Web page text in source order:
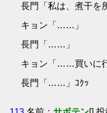
長門「私は、煮干を
キョン「……」
長門「……」
キョン「……買いに
長門「……」ｺｸｯ